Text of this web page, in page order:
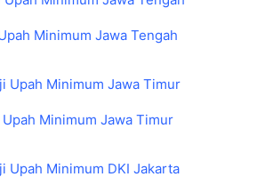
Minimum Jawa Tengah
Upah Minimum Jawa Timur